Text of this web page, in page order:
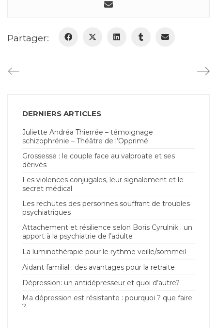
Partager:
DERNIERS ARTICLES
Juliette Andréa Thierrée – témoignage
schizophrénie – Théâtre de l’Opprimé
Grossesse : le couple face au valproate et ses
dérivés
Les violences conjugales, leur signalement et le
secret médical
Les rechutes des personnes souffrant de troubles
psychiatriques
Attachement et résilience selon Boris Cyrulnik : un
apport à la psychiatrie de l’adulte
La luminothérapie pour le rythme veille/sommeil
Aidant familial : des avantages pour la retraite
Dépression: un antidépresseur et quoi d’autre?
Ma dépression est résistante : pourquoi ? que faire
?